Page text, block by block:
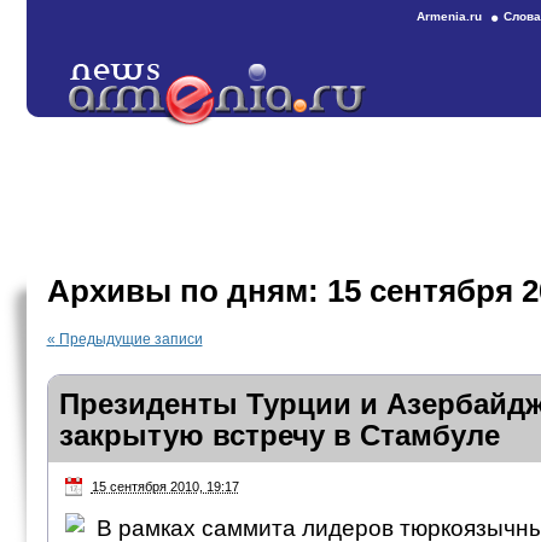
Armenia.ru
Архивы по дням: 15 сентября
« Предыдущие записи
Президенты Турции и
закрытую встречу в Стамбуле
15 сентября 2010, 19:17
В рамках саммита лидеров